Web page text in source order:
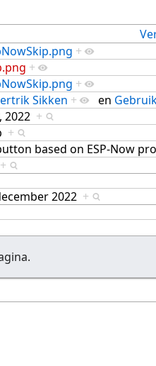
+
+
+
Sikken + en
2022 +
+
based on ESP-Now
+
2022 +